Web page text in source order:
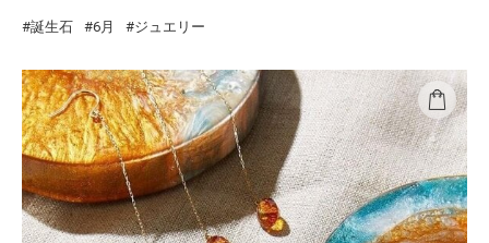
誕生石 6月 ジュエリー